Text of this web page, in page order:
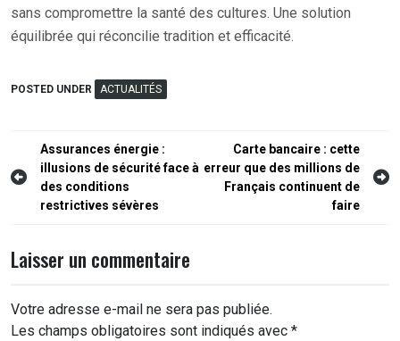
sans compromettre la santé des cultures. Une solution
équilibrée qui réconcilie tradition et efficacité.
POSTED UNDER ACTUALITÉS
Navigation
de
l’article
Assurances énergie :
illusions de sécurité face à
des conditions
restrictives sévères
Carte bancaire : cette
erreur que des millions de
Français continuent de
faire
Laisser un commentaire
Votre adresse e-mail ne sera pas publiée.
Les champs obligatoires sont indiqués avec *